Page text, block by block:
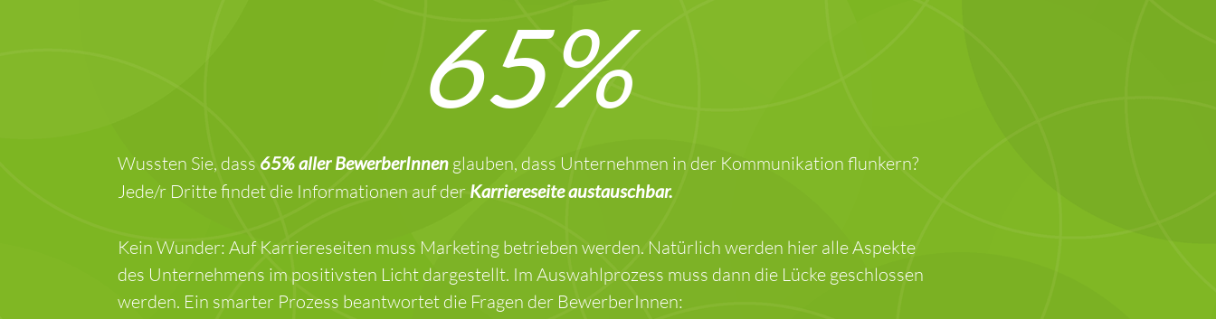
65%
Wussten Sie, dass 65% aller BewerberInnen glauben, dass Unternehmen in der Kommunikation flunkern?
Jede/r Dritte findet die Informationen auf der Karriereseite austauschbar.
Kein Wunder: Auf Karriereseiten muss Marketing betrieben werden. Natürlich werden hier alle Aspekte
des Unternehmens im positivsten Licht dargestellt. Im Auswahlprozess muss dann die Lücke geschlossen
werden. Ein smarter Prozess beantwortet die Fragen der BewerberInnen: